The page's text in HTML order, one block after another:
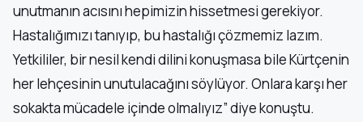
unutmanın acısını hepimizin hissetmesi gerekiyor.
Hastalığımızı tanıyıp, bu hastalığı çözmemiz lazım.
Yetkililer, bir nesil kendi dilini konuşmasa bile Kürtçenin
her lehçesinin unutulacağını söylüyor. Onlara karşı her
sokakta mücadele içinde olmalıyız” diye konuştu.